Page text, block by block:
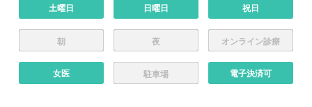
土曜日 日曜日 祝日
朝 夜 オンライン診療
女医 駐車場 電子決済可